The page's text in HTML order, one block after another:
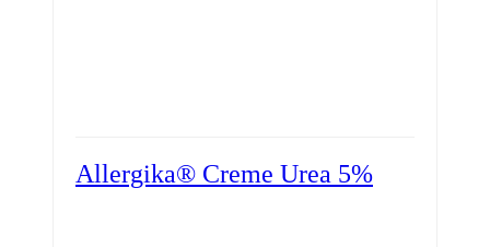
Allergika® Creme Urea 5%